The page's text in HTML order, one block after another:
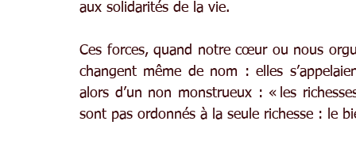
aux solidarités de la vie.
Ces forces, quand notre cœur ou nous
changent même de nom : elles
alors d’un non monstrueux : « les
sont pas ordonnés à la seule richesse : le